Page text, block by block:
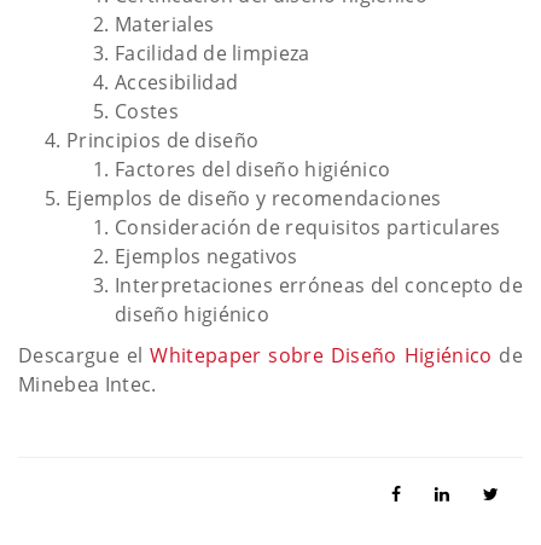
Materiales
Facilidad de limpieza
Accesibilidad
Costes
Principios de diseño
Factores del diseño higiénico
Ejemplos de diseño y recomendaciones
Consideración de requisitos particulares
Ejemplos negativos
Interpretaciones erróneas del concepto de
diseño higiénico
Descargue elWhitepaper sobre Diseño Higiénico de
Minebea Intec.